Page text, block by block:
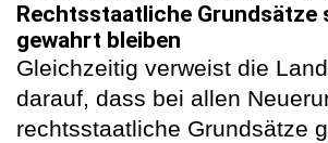
Rechtsstaatliche Grundsätze
gewahrt bleiben
Gleichzeitig verweist die
darauf, dass bei allen
rechtsstaatliche Grundsätze